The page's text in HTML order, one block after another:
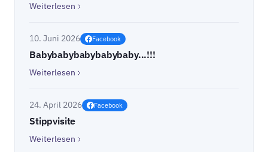
Weiterlesen
10. Juni 2026 Facebook
Babybabybabybabybaby...!!!
Weiterlesen
24. April 2026 Facebook
Stippvisite
Weiterlesen